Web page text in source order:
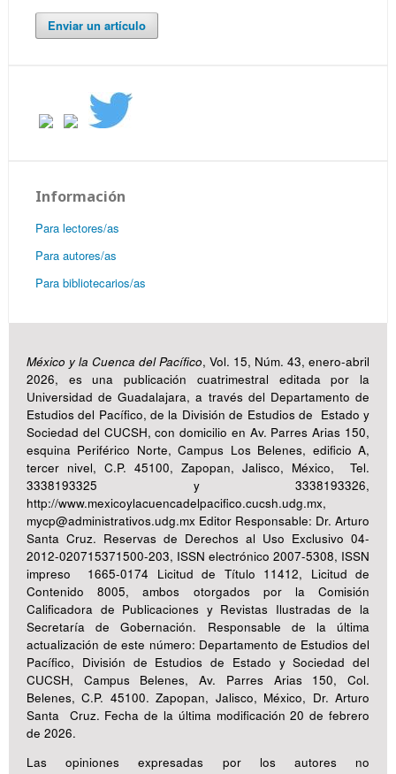
Enviar un artículo
Información
Para lectores/as
Para autores/as
Para bibliotecarios/as
México y la Cuenca del Pacífico, Vol. 15, Núm. 43, enero-abril
2026, es una publicación cuatrimestral editada por la
Universidad de Guadalajara, a través del Departamento de
Estudios del Pacífico, de la División de Estudios de Estado y
Sociedad del CUCSH, con domicilio en Av. Parres Arias 150,
esquina Periférico Norte, Campus Los Belenes, edificio A,
tercer nivel, C.P. 45100, Zapopan, Jalisco, México, Tel.
3338193325 y 3338193326,
http://www.mexicoylacuencadelpacifico.cucsh.udg.mx,
mycp@administrativos.udg.mx Editor Responsable: Dr. Arturo
Santa Cruz. Reservas de Derechos al Uso Exclusivo 04-
2012-020715371500-203, ISSN electrónico 2007-5308, ISSN
impreso 1665-0174 Licitud de Título 11412, Licitud de
Contenido 8005, ambos otorgados por la Comisión
Calificadora de Publicaciones y Revistas Ilustradas de la
Secretaría de Gobernación. Responsable de la última
actualización de este número: Departamento de Estudios del
Pacífico, División de Estudios de Estado y Sociedad del
CUCSH, Campus Belenes, Av. Parres Arias 150, Col.
Belenes, C.P. 45100. Zapopan, Jalisco, México, Dr. Arturo
Santa Cruz. Fecha de la última modificación 20 de febrero
de 2026.
Las opiniones expresadas por los autores no